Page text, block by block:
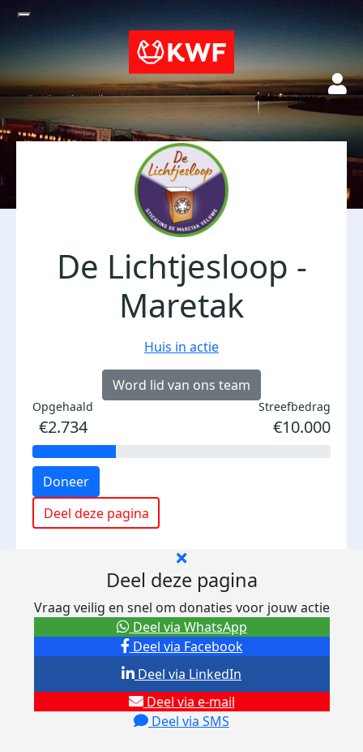
De Lichtjesloop -
Maretak
Huis in actie
Word lid van ons team
Opgehaald
€2.734
Streefbedrag
€10.000
Doneer
Deel deze pagina
Deel deze pagina
Vraag veilig en snel om donaties voor jouw actie
Deel via Facebook
Deel via e-mail
Deel via SMS
Deel via LinkedIn
Deel via WhatsApp